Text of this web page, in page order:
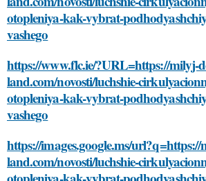
otopleniya-kak-vybrat-
vashego
https://www.flc.ie/?URL=https://milyj-
land.com/novosti/luchshie-
otopleniya-kak-vybrat-
vashego
https://images.google.ms/
land.com/novosti/luchshie-